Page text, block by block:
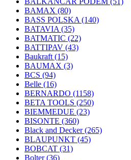
BAMAX (80)
BASS POLSKA (140)
BATAVIA (35)
BATMATIC (22)
BATTIPAV (43)
Baukraft (15)
BAUMAX (3)
BCS (94)
Belle (16)
BERNARDO (1158)
BETA TOOLS (250)
BIEMMEDUE (23)
BISONTE (360)
Black and Decker(265)
BLAUPUNKT (45)
BOBCAT (31)
Bolter(36)